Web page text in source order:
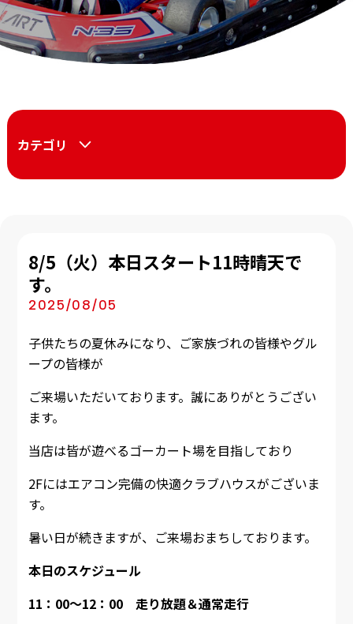
カテゴリ
8/5（火）本日スタート11時晴天で
す。
2025/08/05
子供たちの夏休みになり、ご家族づれの皆様やグル
ープの皆様が
ご来場いただいております。誠にありがとうござい
ます。
当店は皆が遊べるゴーカート場を目指しており
2Fにはエアコン完備の快適クラブハウスがございま
す。
暑い日が続きますが、ご来場おまちしております。
本日のスケジュール
11：00～12：00 走り放題＆通常走行